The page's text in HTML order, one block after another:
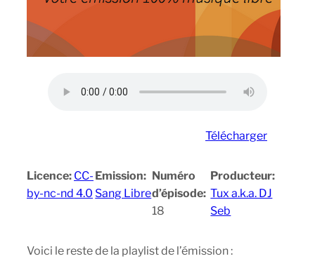
Télécharger
Licence: CC-
by-nc-nd 4.0
Emission:
Sang Libre
Numéro
d’épisode:
18
Producteur:
Tux a.k.a. DJ
Seb
Voici le reste de la playlist de l’émission :